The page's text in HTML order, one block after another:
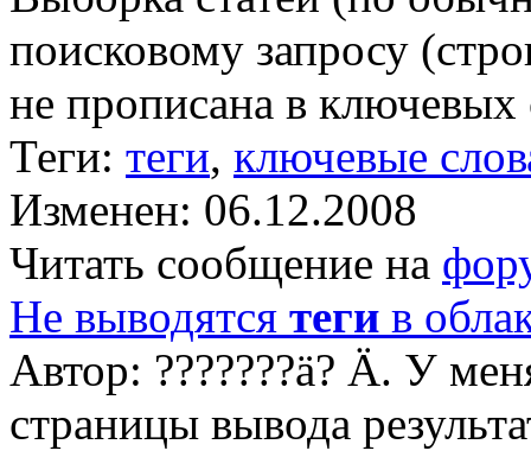
поисковому запросу
не прописана в ключевых
Теги: теги, ключевые
Изменен: 06.12.2008
Читать сообщение на
Не выводятся теги в
Автор: ???????ä? Ä. У
страницы вывода